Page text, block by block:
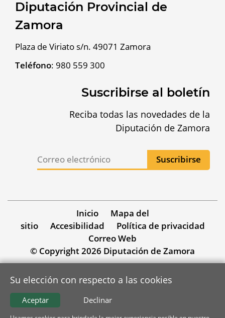
Diputación Provincial de
Zamora
Plaza de Viriato s/n. 49071 Zamora
Teléfono: 980 559 300
Suscribirse al boletín
Reciba todas las novedades de la
Diputación de Zamora
Inicio
Mapa del
sitio
Accesibilidad
Política de privacidad
Correo Web
© Copyright 2026 Diputación de Zamora
Su elección con respecto a las cookies
Declinar
Aceptar